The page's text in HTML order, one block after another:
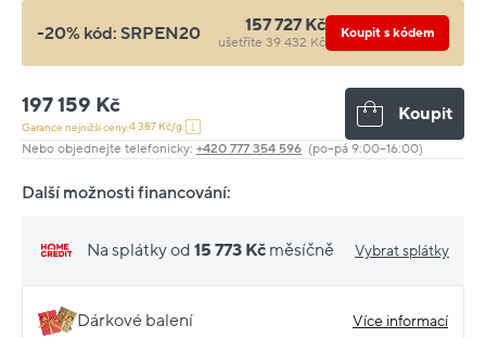
-20% kód: SRPEN20 157 727 Kč
ušetříte 39 432 Kč
Koupit s kódem
197 159 Kč
Garance nejnižší ceny:4 387 Kč/g
Koupit
Nebo objednejte telefonicky: +420 777 354 596 (po–pá 9:00–16:00)
Další možnosti financování:
Na splátky od 15 773 Kč měsíčně Vybrat splátky
Dárkové balení Více informací